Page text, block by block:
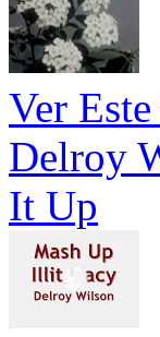
Ver
Delroy
It Up